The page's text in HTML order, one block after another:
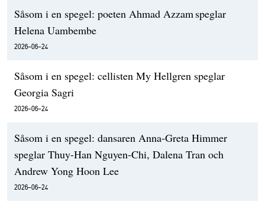
Såsom i en spegel: poeten Ahmad Azzam speglar
Helena Uambembe
2026-06-24
Såsom i en spegel: cellisten My Hellgren speglar
Georgia Sagri
2026-06-24
Såsom i en spegel: dansaren Anna-Greta Himmer
speglar Thuy-Han Nguyen-Chi, Dalena Tran och
Andrew Yong Hoon Lee
2026-06-24